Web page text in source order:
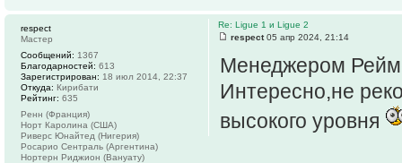
Re: Ligue 1 и Ligue 2
respect05 апр 2024, 21:14
Менеджером
Интересно,не
высокого уровня
respect
Мастер
Сообщений: 1367
Благодарностей: 613
Зарегистрирован: 18 июл 2014, 22:37
Откуда: Кирибати
Рейтинг: 635
Ренн (Франция)
Норт Каролина (США)
Риверс Юнайтед (Нигерия)
Росарио Сентраль (Аргентина)
Нортерн Риджион (Вануату)